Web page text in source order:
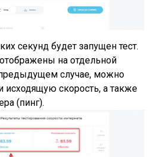
секунд будет запущен тест.
на отдельной
случае, можно
исходящую скорость, а также
(пинг).